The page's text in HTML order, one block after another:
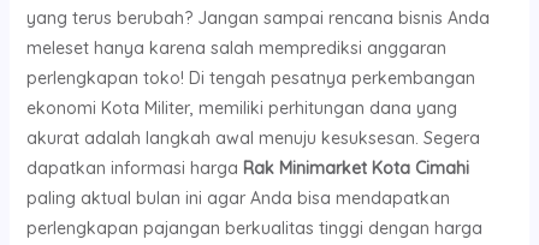
yang terus berubah? Jangan sampai rencana bisnis Anda
meleset hanya karena salah memprediksi anggaran
perlengkapan toko! Di tengah pesatnya perkembangan
ekonomi Kota Militer, memiliki perhitungan dana yang
akurat adalah langkah awal menuju kesuksesan. Segera
dapatkan informasi harga Rak Minimarket Kota Cimahi
paling aktual bulan ini agar Anda bisa mendapatkan
perlengkapan pajangan berkualitas tinggi dengan harga